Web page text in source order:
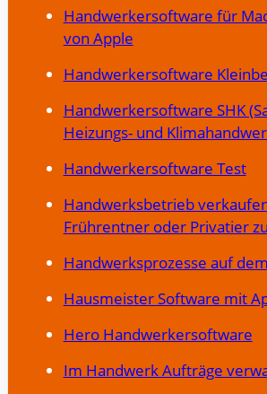
Handwerkersoftware für
von Apple
Handwerkersoftware
Handwerkersoftware SHK
Heizungs- und
Handwerkersoftware Test
Handwerksbetrieb
Frührentner oder Privatier
Handwerksprozesse auf
Hausmeister Software mit
Hero Handwerkersoftware
Im Handwerk Aufträge